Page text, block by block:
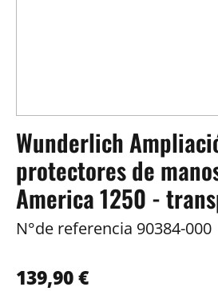
Wunderlich
protectores de
America 1250 -
N°de referencia 90384-000
139,90 €